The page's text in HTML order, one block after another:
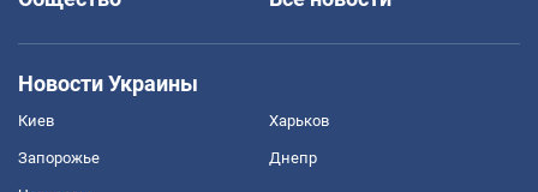
Новости Украины
Киев Харьков
Запорожье Днепр